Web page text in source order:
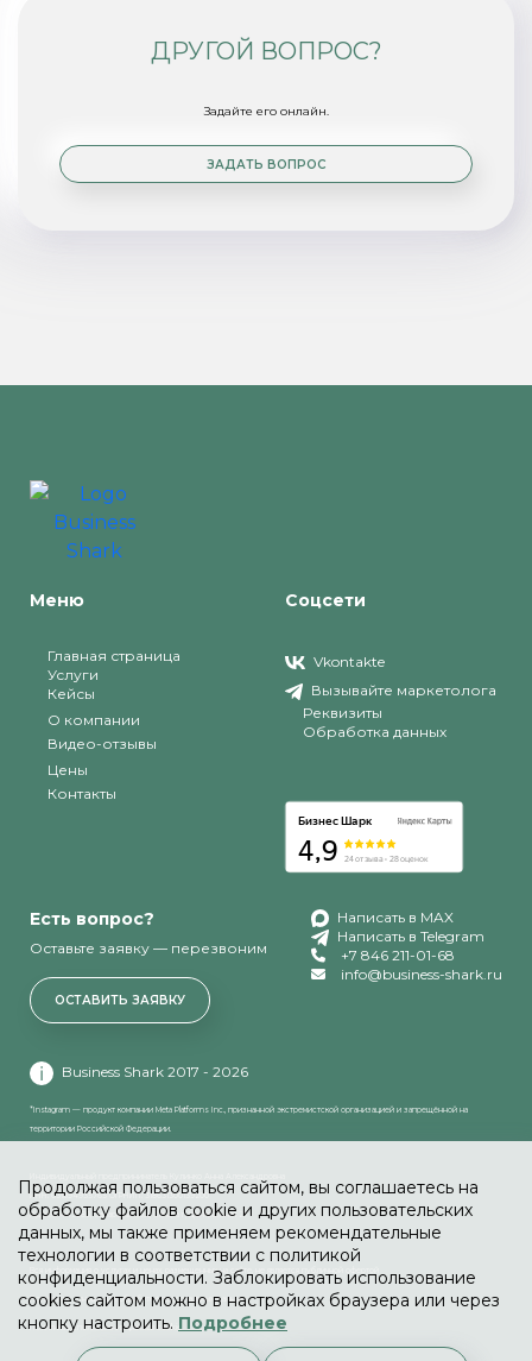
ДРУГОЙ ВОПРОС?
Задайте его онлайн.
ЗАДАТЬ ВОПРОС
Продолжая пользоваться сайтом, вы соглашаетесь на
обработку файлов cookie и других пользовательских
данных, мы также применяем рекомендательные
технологии в соответствии с политикой
конфиденциальности. Заблокировать использование
cookies сайтом можно в настройках браузера или через
кнопку настроить. Подробнее
Меню
Главная страница
Услуги
Кейсы
О компании
Видео-отзывы
Цены
Контакты
Соцсети
Vkontakte
Вызывайте маркетолога
Реквизиты
Обработка данных
Есть вопрос?
Оставьте заявку — перезвоним
ОСТАВИТЬ ЗАЯВКУ
Написать в MAX
Написать в Telegram
+7 846 211-01-68
info@business-shark.ru
Business Shark 2017 - 2026
*Instagram — продукт компании Meta Platforms Inc., признанной экстремистской организацией и запрещённой на
территории Российской Федерации.
ИНН: 631894935765 ОГРНИП: 318631300139200
Адрес: 443080, Самарская обл., Самара г, Центральная 27
Вся информация о услугах и ценах, размещенных на сайте, не является публичной офертой
Политика в отношении обработки персональных данных
Политика использования файлов cookie